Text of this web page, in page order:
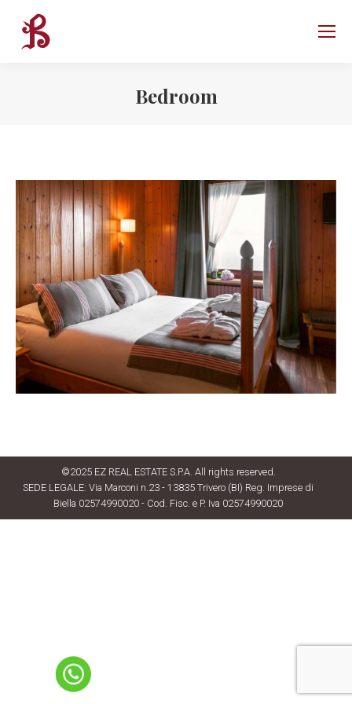
Bedroom
©2025 EZ REAL ESTATE S.P.A. All rights reserved.
SEDE LEGALE: Via Marconi n.23 - 13835 Trivero (BI) Reg. Imprese di
Biella 02574990020 - Cod. Fisc. e P. Iva 02574990020